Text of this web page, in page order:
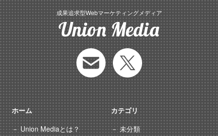
成果追求型Webマーケティングメディア
ホーム
Union Mediaとは？
カテゴリ
未分類